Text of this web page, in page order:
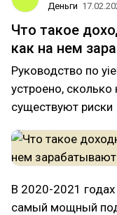
Деньги
Что такое
как на нем
Руководство по
устроено,
существуют риски
В 2020-2021
самый мощный